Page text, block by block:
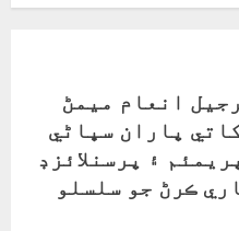
انعام ميمڻ
پاران سڀاڻي
پريمئم ۽ پرسنلائزڊ
ڪرڻ جو سلسلو